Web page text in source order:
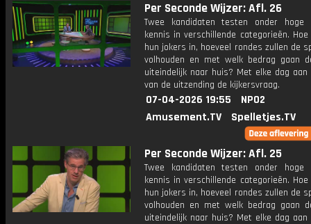
Per Seconde Wijzer: Afl. 26
Twee kandidaten testen onder hoge
kennis in verschillende categorieën.
hun jokers in, hoeveel rondes zullen de
volhouden en met welk bedrag gaan
uiteindelijk naar huis? Met elke dag
van de uitzending de kijkersvraag.
07-04-2026 19:55
NPO2
Amusement.TV
Spelletjes.TV
Per Seconde Wijzer: Afl. 25
Twee kandidaten testen onder hoge
kennis in verschillende categorieën.
hun jokers in, hoeveel rondes zullen de
volhouden en met welk bedrag gaan
uiteindelijk naar huis? Met elke dag